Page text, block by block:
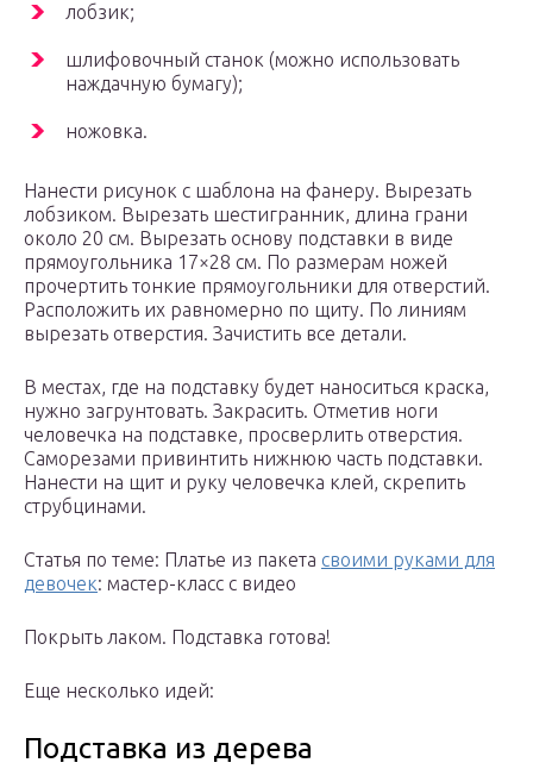
лобзик;
шлифовочный станок (можно использовать
наждачную бумагу);
ножовка.
Нанести рисунок с шаблона на фанеру. Вырезать
лобзиком. Вырезать шестигранник, длина грани
около 20 см. Вырезать основу подставки в виде
прямоугольника 17×28 см. По размерам ножей
прочертить тонкие прямоугольники для отверстий.
Расположить их равномерно по щиту. По линиям
вырезать отверстия. Зачистить все детали.
В местах, где на подставку будет наноситься краска,
нужно загрунтовать. Закрасить. Отметив ноги
человечка на подставке, просверлить отверстия.
Саморезами привинтить нижнюю часть подставки.
Нанести на щит и руку человечка клей, скрепить
струбцинами.
Статья по теме: Платье из пакета своими руками для
девочек: мастер-класс с видео
Покрыть лаком. Подставка готова!
Еще несколько идей:
Подставка из дерева